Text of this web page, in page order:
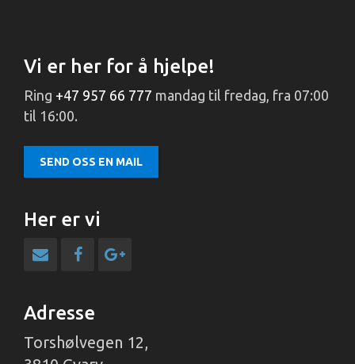
Vi er her for å hjelpe!
Ring +47 957 66 777 mandag til fredag, fra 07:00
til 16:00.
SEND OSS EN MAIL
Her er vi
Adresse
Torshølvegen 12,